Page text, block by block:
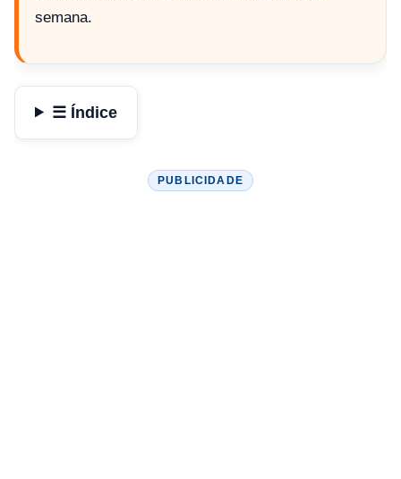
semana.
☰ Índice
PUBLICIDADE